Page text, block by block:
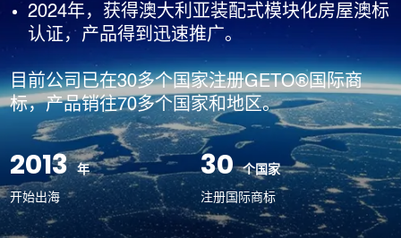
2024年，获得澳大利亚装配式模块化房屋澳标
认证，产品得到迅速推广。
目前公司已在30多个国家注册GETO®国际商
标，产品销往70多个国家和地区。
2013
开始出海
30
注册国际商标